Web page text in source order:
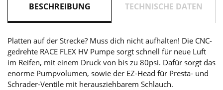
BESCHREIBUNG TECHNISCHE DATEN
Platten auf der Strecke? Muss dich nicht aufhalten! Die CNC-
gedrehte RACE FLEX HV Pumpe sorgt schnell für neue Luft
im Reifen, mit einem Druck von bis zu 80psi. Dafür sorgt das
enorme Pumpvolumen, sowie der EZ-Head für Presta- und
Schrader-Ventile mit herausziehbarem Schlauch.